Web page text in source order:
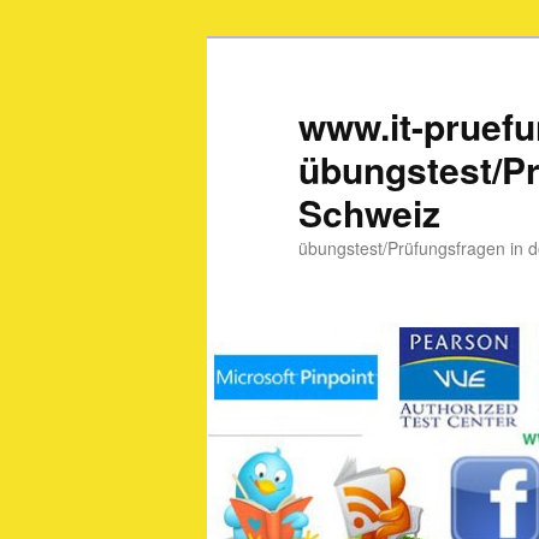
www.it-
übungstest/
Schweiz
übungstest/Prüfungsfragen in